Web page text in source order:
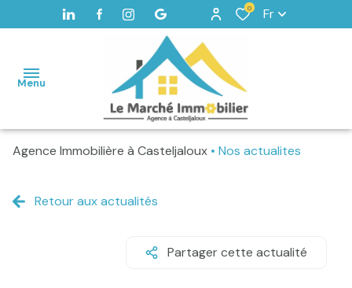
0 Fr
Menu
Agence Immobilière à Casteljaloux Nos actualites
Retour aux actualités
Partager cette actualité